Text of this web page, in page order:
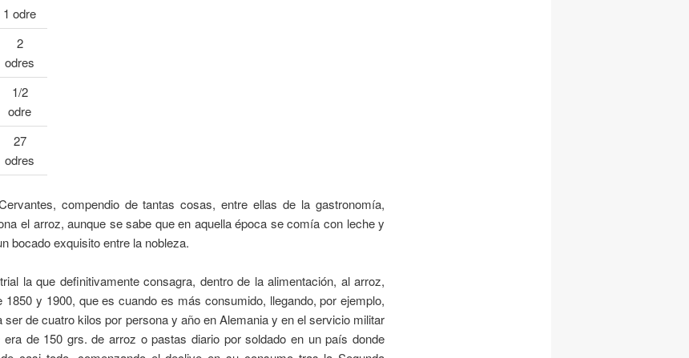
1 odre
2
odres
1/2
odre
27
odres
compendio de tantas cosas, entre ellas de la gastronomía,
el arroz, aunque se sabe que en aquella época se comía con leche y
bocado exquisito entre la nobleza.
la que definitivamente consagra, dentro de la alimentación, al arroz,
1850 y 1900, que es cuando es más consumido, llegando, por ejemplo,
ser de cuatro kilos por persona y año en Alemania y en el servicio militar
era de 150 grs. de arroz o pastas diario por soldado en un país donde